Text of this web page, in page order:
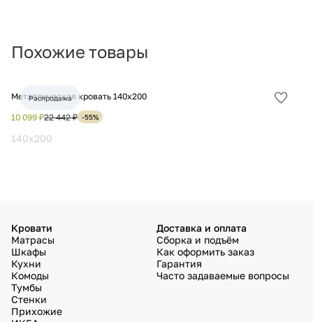
Похожие товары
Металлическая кровать 140х200
10 099 ₽22 442 ₽ -55%
Распродажа
140x200
Кровати
Матрасы
Шкафы
Кухни
Комоды
Тумбы
Стенки
Прихожие
Доставка и оплата
Сборка и подъём
Как оформить заказ
Гарантия
Часто задаваемые вопросы